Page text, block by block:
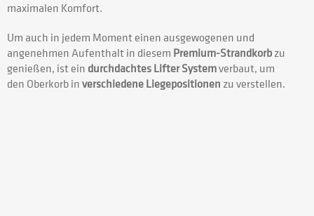
maximalen Komfort.
Um auch in jedem Moment einen ausgewogenen und
angenehmen Aufenthalt in diesem Premium-Strandkorbzu
genießen, ist ein durchdachtes Lifter Systemverbaut, um
den Oberkorb inverschiedene Liegepositionen zu verstellen.